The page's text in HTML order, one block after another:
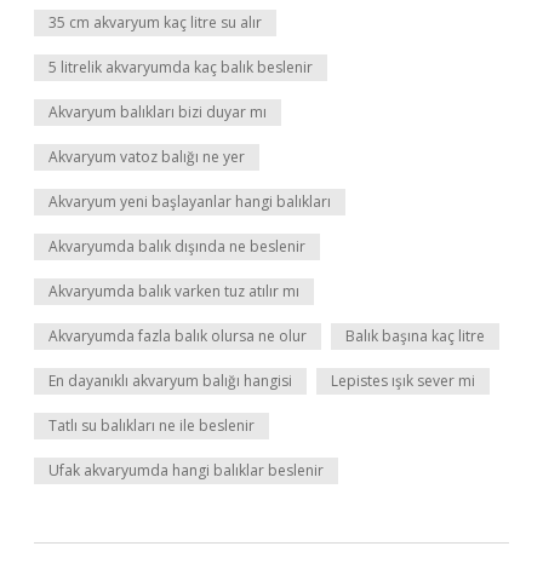
35 cm akvaryum kaç litre su alır
5 litrelik akvaryumda kaç balık beslenir
Akvaryum balıkları bizi duyar mı
Akvaryum vatoz balığı ne yer
Akvaryum yeni başlayanlar hangi balıkları
Akvaryumda balık dışında ne beslenir
Akvaryumda balık varken tuz atılır mı
Akvaryumda fazla balık olursa ne olur Balık başına kaç litre
En dayanıklı akvaryum balığı hangisi Lepistes ışık sever mi
Tatlı su balıkları ne ile beslenir
Ufak akvaryumda hangi balıklar beslenir